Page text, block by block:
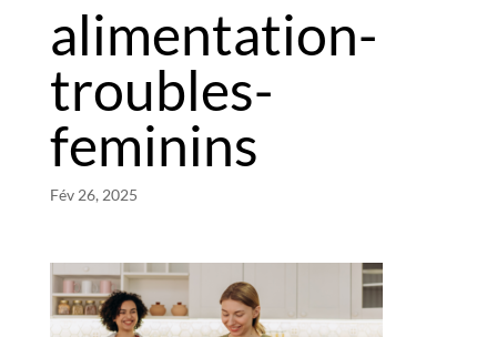
alimentation-
troubles-
feminins
Fév 26, 2025